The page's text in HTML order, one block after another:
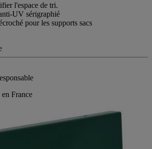
l'espace de tri.
UV sérigraphié
pour les supports sacs
France